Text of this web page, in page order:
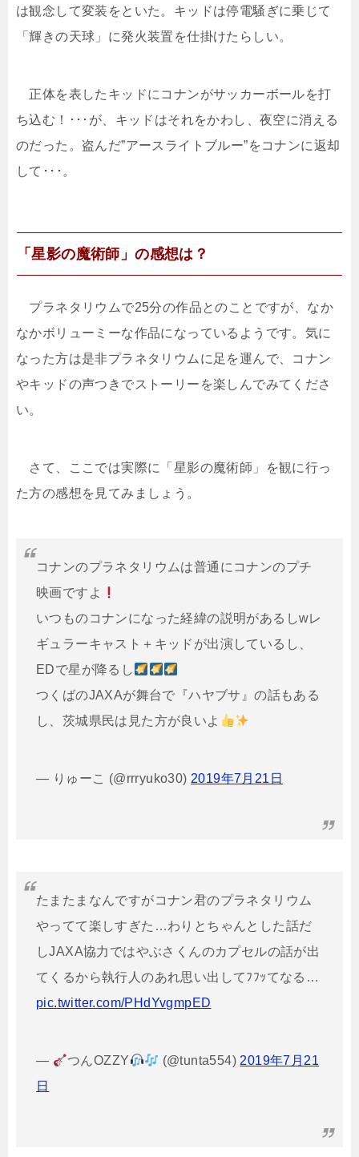
は観念して変装をといた。キッドは停電騒ぎに乗じて
「輝きの天球」に発火装置を仕掛けたらしい。
正体を表したキッドにコナンがサッカーボールを打
ち込む！･･･が、キッドはそれをかわし、夜空に消える
のだった。盗んだ”アースライトブルー”をコナンに返却
して･･･。
「星影の魔術師」の感想は？
プラネタリウムで25分の作品とのことですが、なか
なかボリューミーな作品になっているようです。気に
なった方は是非プラネタリウムに足を運んで、コナン
やキッドの声つきでストーリーを楽しんでみてくださ
い。
さて、ここでは実際に「星影の魔術師」を観に行っ
た方の感想を見てみましょう。
コナンのプラネタリウムは普通にコナンのプチ
映画ですよ
いつものコナンになった経緯の説明があるしwレ
ギュラーキャスト＋キッドが出演しているし、
EDで星が降るし
つくばのJAXAが舞台で『ハヤブサ』の話もある
し、茨城県民は見た方が良いよ
— りゅーこ (@rrryuko30) 2019年7月21日
たまたまなんですがコナン君のプラネタリウム
やってて楽しすぎた…わりとちゃんとした話だ
しJAXA協力ではやぶさくんのカプセルの話が出
てくるから執行人のあれ思い出してﾌﾌｯてなる…
pic.twitter.com/PHdYvgmpED
— つんOZZY (@tunta554) 2019年7月21
日